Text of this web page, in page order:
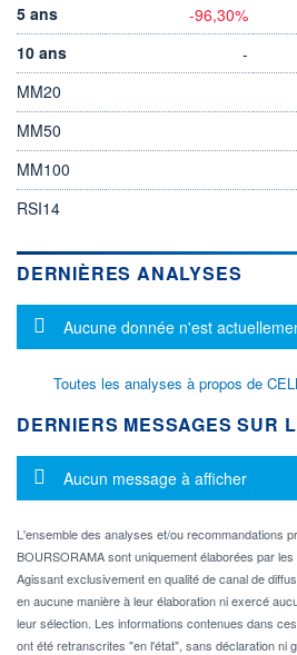
5 ans
-96,30%
10 ans
-
MM20
MM50
MM100
RSI14
DERNIÈRES ANALYSES
Message d'information
Aucune donnée n'est
Toutes les analyses à propos de
DERNIERS MESSAGES SUR
Message d'information
Aucun message à afficher
L'ensemble des analyses et/ou recommandations
BOURSORAMA sont uniquement élaborées par
Agissant exclusivement en qualité de canal de
en aucune manière à leur élaboration ni exercé
leur sélection. Les informations contenues dans
ont été retranscrites "en l'état", sans déclaration ni